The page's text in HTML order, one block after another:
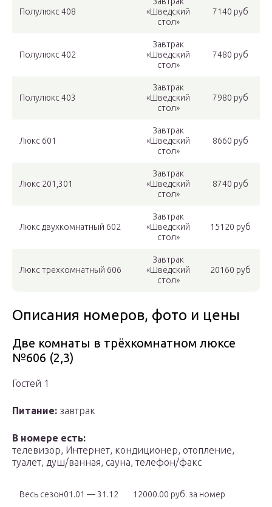
Полулюкс 408
«Шведский
стол»
7140 руб
Полулюкс 402
Завтрак
«Шведский
стол»
7480 руб
Полулюкс 403
Завтрак
«Шведский
стол»
7980 руб
Люкс 601
Завтрак
«Шведский
стол»
8660 руб
Люкс 201,301
Завтрак
«Шведский
стол»
8740 руб
Люкс двухкомнатный 602
Завтрак
«Шведский
стол»
15120 руб
Люкс трехкомнатный 606
Завтрак
«Шведский
стол»
20160 руб
Описания номеров, фото и цены
Две комнаты в трёхкомнатном люксе
№606 (2,3)
Гостей 1
Питание: завтрак
В номере есть:
телевизор, Интернет, кондиционер, отопление,
туалет, душ/ванная, сауна, телефон/факс
Весь сезон01.01 — 31.12 12000.00 руб. за номер